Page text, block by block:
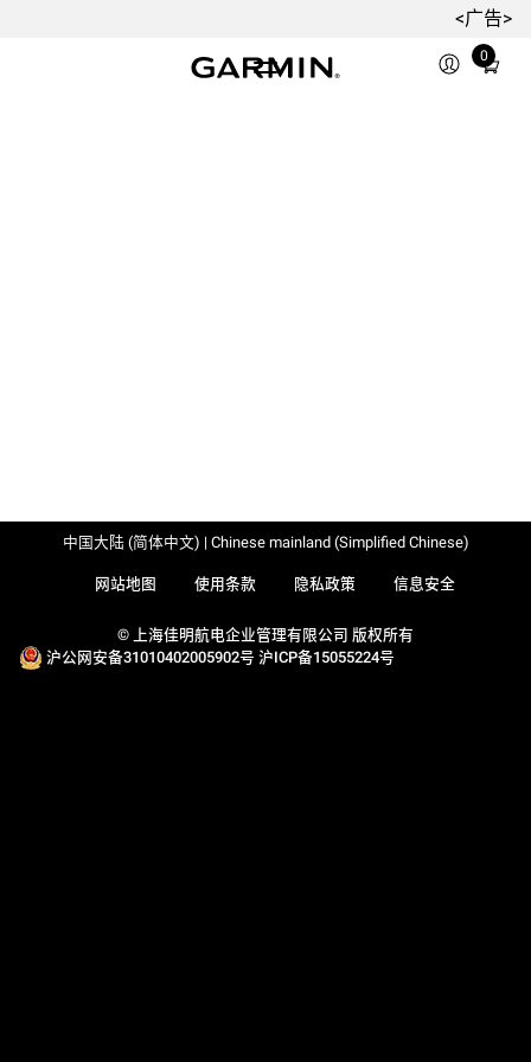
<广告>
0
Total
© 上海佳明航电企业管理有限公司 版权所有
沪公网安备31010402005902号 沪ICP备15055224号
网站地图 使用条款 隐私政策 信息安全
中国大陆 (简体中文) | Chinese mainland (Simplified Chinese)